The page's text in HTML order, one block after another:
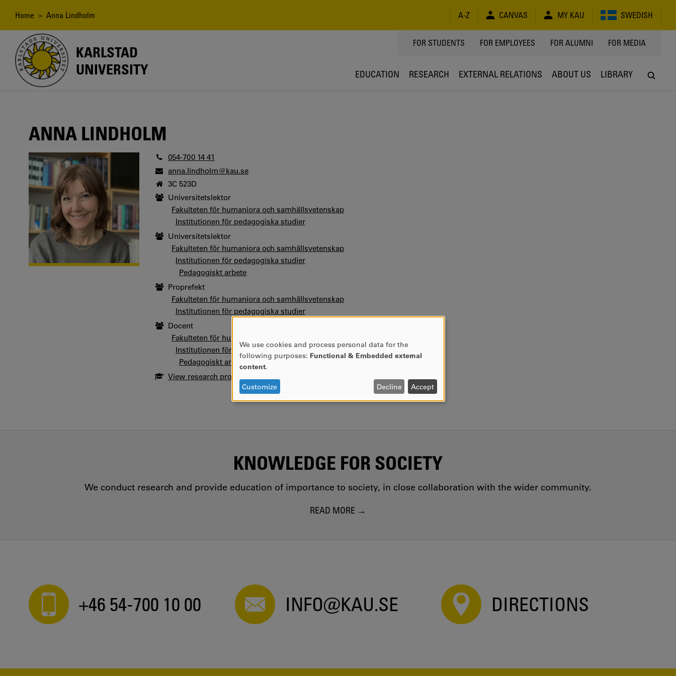
content
Breadcrumb
Home > Anna Lindholm A-Z CANVAS MY KAU SWEDISH
KARLSTAD
UNIVERSITY
TOPPMENY
FOR STUDENTS FOR EMPLOYEES FOR ALUMNI FOR MEDIA
EDUCATION RESEARCH EXTERNAL RELATIONS ABOUT US LIBRARY
ANNA LINDHOLM
054-700 14 41
anna.lindholm@kau.se
3C 523D
Universitetslektor
Fakulteten för humaniora och samhällsvetenskap
Institutionen för pedagogiska studier
Universitetslektor
Fakulteten för humaniora och samhällsvetenskap
Institutionen för pedagogiska studier
Pedagogiskt arbete
Proprefekt
Fakulteten för humaniora och samhällsvetenskap
Institutionen för pedagogiska studier
Docent
Fakulteten för humaniora och samhällsvetenskap
Institutionen för pedagogiska studier
Pedagogiskt arbete
View research profile
KNOWLEDGE FOR SOCIETY
We conduct research and provide education of importance to society, in close collaboration with the wider community.
READ MORE
+46 54-700 10 00 INFO@KAU.SE DIRECTIONS
USE
OF
DATA
AND
We use cookies and process personal data for the
following purposes: Functional & Embedded external
content.
Customize Decline Accept